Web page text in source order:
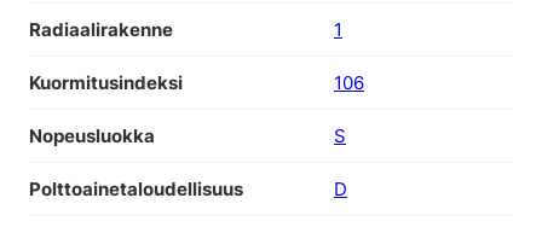
Radiaalirakenne 1
Kuormitusindeksi 106
Nopeusluokka S
Polttoainetaloudellisuus D